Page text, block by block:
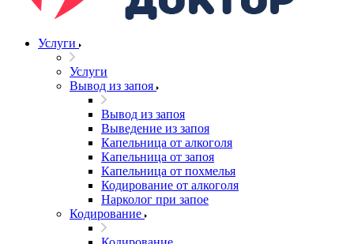
Услуги
Услуги
Вывод из запоя
Вывод из запоя
Выведение из запоя
Капельница от алкоголя
Капельница от запоя
Капельница от похмелья
Кодирование от алкоголя
Нарколог при запое
Кодирование